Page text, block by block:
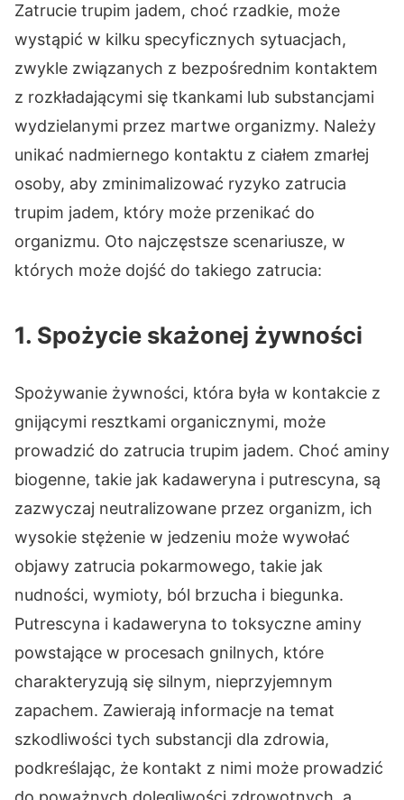
Zatrucie trupim jadem, choć rzadkie, może
wystąpić w kilku specyficznych sytuacjach,
zwykle związanych z bezpośrednim kontaktem
z rozkładającymi się tkankami lub substancjami
wydzielanymi przez martwe organizmy. Należy
unikać nadmiernego kontaktu z ciałem zmarłej
osoby, aby zminimalizować ryzyko zatrucia
trupim jadem, który może przenikać do
organizmu. Oto najczęstsze scenariusze, w
których może dojść do takiego zatrucia:
1. Spożycie skażonej żywności
Spożywanie żywności, która była w kontakcie z
gnijącymi resztkami organicznymi, może
prowadzić do zatrucia trupim jadem. Choć aminy
biogenne, takie jak kadaweryna i putrescyna, są
zazwyczaj neutralizowane przez organizm, ich
wysokie stężenie w jedzeniu może wywołać
objawy zatrucia pokarmowego, takie jak
nudności, wymioty, ból brzucha i biegunka.
Putrescyna i kadaweryna to toksyczne aminy
powstające w procesach gnilnych, które
charakteryzują się silnym, nieprzyjemnym
zapachem. Zawierają informacje na temat
szkodliwości tych substancji dla zdrowia,
podkreślając, że kontakt z nimi może prowadzić